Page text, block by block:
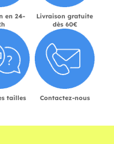
en 24-
Livraison gratuite
dès 60€
tailles Contactez-nous